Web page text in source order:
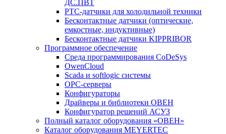
ДС.ПВТ
PTC-датчики для холодильной техники
Бесконтактные датчики (оптические,
емкостные, индуктивные)
Бесконтактные датчики KIPPRIBOR
Программное обеспечение
Среда программирования CoDeSys
OwenCloud
Scada и softlogic системы
OPC-серверы
Конфигураторы
Драйверы и библиотеки ОВЕН
Конфигуратор решений АСУЗ
Полный каталог оборудования «ОВЕН»
Каталог оборудования MEYERTEC